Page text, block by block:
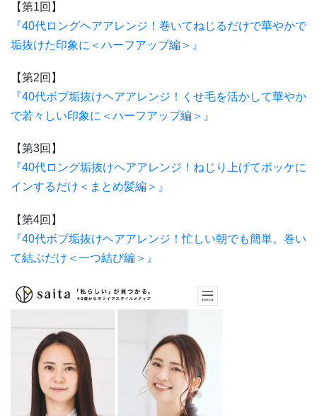
【第1回】
『40代ロングヘアアレンジ！巻いてねじるだけで華やかで
垢抜けた印象に＜ハーフアップ編＞』
【第2回】
『40代ボブ垢抜けヘアアレンジ！くせ毛を活かして華やか
で若々しい印象に＜ハーフアップ編＞』
【第3回】
『40代ロング垢抜けヘアアレンジ！ねじり上げてポッケに
インするだけ＜まとめ髪編＞』
【第4回】
『40代ボブ垢抜けヘアアレンジ！忙しい朝でも簡単。巻い
て結ぶだけ＜一つ結び編＞』